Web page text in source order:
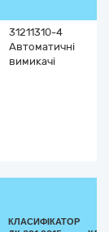
31211310-4
Автоматичні
вимикачі
КЛАСИФІКАТОР